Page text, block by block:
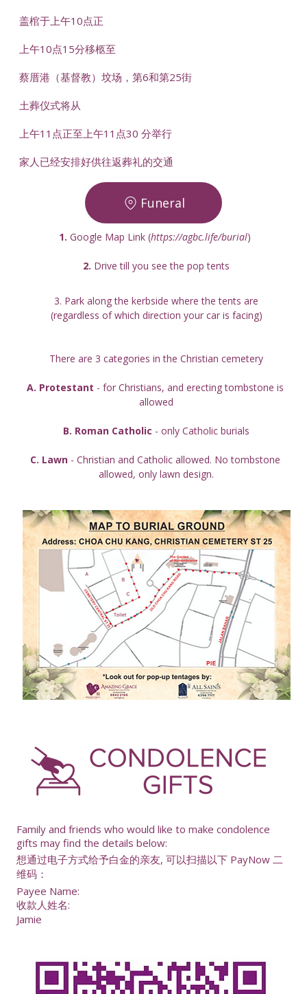
盖棺于上午10点正
上午10点15分移柩至
蔡厝港（基督教）坟场，第6和第25街
土葬仪式将从
上午11点正至上午11点30 分举行
家人已经安排好供往返葬礼的交通
Funeral
1. Google Map Link (https://agbc.life/burial)
2. Drive till you see the pop tents
3. Park along the kerbside where the tents are
(regardless of which direction your car is facing)
There are 3 categories in the Christian cemetery
A. Protestant - for Christians, and erecting tombstone is
allowed
B. Roman Catholic - only Catholic burials
C. Lawn - Christian and Catholic allowed. No tombstone
allowed, only lawn design.
Family and friends who would like to make condolence
gifts may find the details below:
想通过电子方式给予白金的亲友, 可以扫描以下 PayNow 二
维码：
Payee Name:
收款人姓名:
Jamie